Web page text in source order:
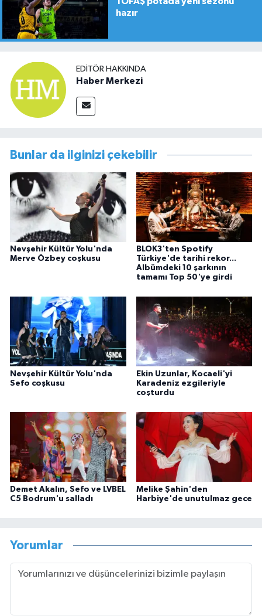
hazır
EDITÖR HAKKINDA
Haber Merkezi
Bunlar da ilginizi çekebilir
Nevşehir Kültür Yolu'nda
Merve Özbey coşkusu
BLOK3'ten Spotify
Türkiye'de tarihi rekor...
Albümdeki 10 şarkının
tamamı Top 50'ye girdi
Nevşehir Kültür Yolu'nda
Sefo coşkusu
Ekin Uzunlar, Kocaeli'yi
Karadeniz ezgileriyle
coşturdu
Demet Akalın, Sefo ve LVBEL
C5 Bodrum'u salladı
Melike Şahin'den
Harbiye'de unutulmaz gece
Yorumlar